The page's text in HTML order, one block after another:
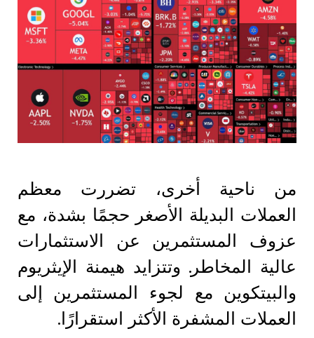
من ناحية أخرى، تضررت معظم
العملات البديلة الأصغر حجمًا بشدة، مع
عزوف المستثمرين عن الاستثمارات
عالية المخاطر. وتتزايد هيمنة الإيثريوم
والبيتكوين مع لجوء المستثمرين إلى
العملات المشفرة الأكثر استقرارًا.